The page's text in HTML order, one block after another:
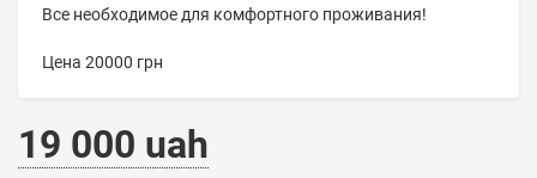
Все необходимое для комфортного проживания!
Цена 20000 грн
19 000 uah